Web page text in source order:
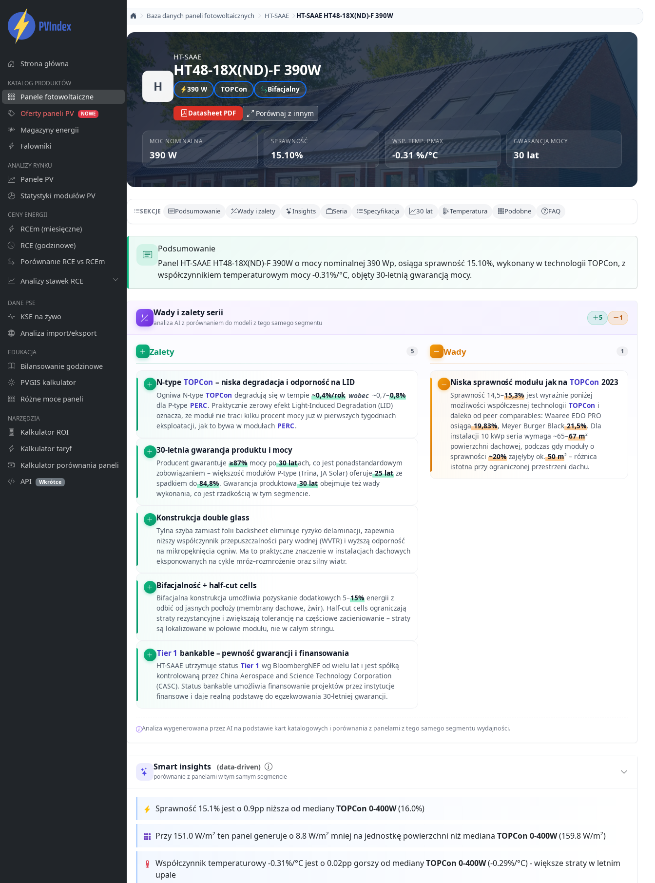
Strona główna
KATALOG PRODUKTÓW
Panele fotowoltaiczne
Oferty paneli PV
NOWE
Magazyny energii
Falowniki
ANALIZY RYNKU
Panele PV
Statystyki modułów PV
CENY ENERGII
RCEm (miesięczne)
RCE (godzinowe)
Porównanie RCE vs RCEm
Analizy stawek RCE
DANE PSE
KSE na żywo
Analiza import/eksport
EDUKACJA
Bilansowanie godzinowe
PVGIS kalkulator
Różne moce paneli
NARZĘDZIA
Kalkulator ROI
Kalkulator taryf
Kalkulator porównania paneli
API
Wkrótce
Baza danych paneli fotowoltaicznych HT-SAAE HT-SAAE HT48-18X(ND)-F 390W
H
HT-SAAE
HT48-18X(ND)-F 390W
390 W TOPCon Bifacjalny
Datasheet PDF Porównaj z innym
MOC NOMINALNA
390 W
SPRAWNOŚĆ
15.10%
WSP. TEMP. PMAX
-0.31 %/°C
GWARANCJA MOCY
30 lat
SEKCJE Podsumowanie Wady i zalety Insights Seria Specyfikacja 30 lat Temperatura Podobne FAQ
Podsumowanie
Panel HT-SAAE HT48-18X(ND)-F 390W o mocy nominalnej 390 Wp, osiąga sprawność 15.10%, wykonany w technologii TOPCon, z
współczynnikiem temperaturowym mocy -0.31%/°C, objęty 30-letnią gwarancją mocy.
Wady i zalety serii
analiza AI z porównaniem do modeli z tego samego segmentu
5 1
Zalety 5
N-type TOPCon – niska degradacja i odporność na LID
Ogniwa N-type TOPCon degradują się w tempie ~0,4%/rok wobec ~0,7–0,8%
dla P-type PERC. Praktycznie zerowy efekt Light-Induced Degradation (LID)
oznacza, że moduł nie traci kilku procent mocy już w pierwszych tygodniach
eksploatacji, jak to bywa w modułach PERC.
30-letnia gwarancja produktu i mocy
Producent gwarantuje ≥87%mocy po30 latach, co jest ponadstandardowym
zobowiązaniem – większość modułów P-type (Trina, JA Solar) oferuje25 latze
spadkiem do84,8%. Gwarancja produktowa30 latobejmuje też wady
wykonania, co jest rzadkością w tym segmencie.
Konstrukcja double glass
Tylna szyba zamiast folii backsheet eliminuje ryzyko delaminacji, zapewnia
niższy współczynnik przepuszczalności pary wodnej (WVTR) i wyższą odporność
na mikropęknięcia ogniw. Ma to praktyczne znaczenie w instalacjach dachowych
eksponowanych na cykle mróz–rozmrożenie oraz silny wiatr.
Bifacjalność + half-cut cells
Bifacjalna konstrukcja umożliwia pozyskanie dodatkowych 5–15%energii z
odbić od jasnych podłoży (membrany dachowe, żwir). Half-cut cells ograniczają
straty rezystancyjne i zwiększają tolerancję na częściowe zacieniowanie – straty
są lokalizowane w połowie modułu, nie w całym stringu.
Tier 1 bankable – pewność gwarancji i finansowania
HT-SAAE utrzymuje status Tier 1 wg BloombergNEF od wielu lat i jest spółką
kontrolowaną przez China Aerospace and Science Technology Corporation
(CASC). Status bankable umożliwia finansowanie projektów przez instytucje
finansowe i daje realną podstawę do egzekwowania 30-letniej gwarancji.
Wady 1
Niska sprawność modułu jak na TOPCon 2023
Sprawność 14,5–15,3% jest wyraźnie poniżej
możliwości współczesnej technologii TOPCon i
daleko od peer comparables: Waaree EDO PRO
osiąga19,83%, Meyer Burger Black21,5%. Dla
instalacji 10 kWp seria wymaga ~65–67 m²
powierzchni dachowej, podczas gdy moduły o
sprawności~20% zajęłyby ok.50 m² – różnica
istotna przy ograniczonej przestrzeni dachu.
Analiza wygenerowana przez AI na podstawie kart katalogowych i porównania z panelami z tego samego segmentu wydajności.
Smart insights (data-driven)
porównanie z panelami w tym samym segmencie
Sprawność 15.1% jest o 0.9pp niższa od medianyTOPCon 0-400W(16.0%)
Przy 151.0 W/m² ten panel generuje o 8.8 W/m² mniej na jednostkę powierzchni niż medianaTOPCon 0-400W(159.8 W/m²)
Współczynnik temperaturowy -0.31%/°C jest o 0.02pp gorszy od medianyTOPCon 0-400W(-0.29%/°C) - większe straty w letnim
upale